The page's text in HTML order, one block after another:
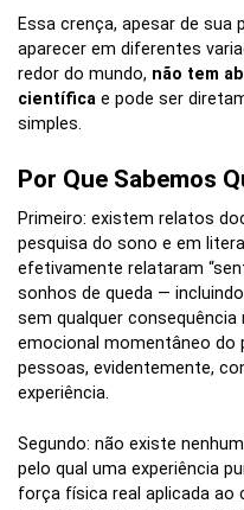
Essa crença, apesar de
aparecer em diferentes
redor do mundo, não tem
científica e pode ser
simples.
Por Que Sabemos
Primeiro: existem relatos
pesquisa do sono e em
efetivamente relataram
sonhos de queda —
sem qualquer
emocional momentâneo do
pessoas, evidentemente,
experiência.
Segundo: não existe
pelo qual uma experiência
força física real aplicada